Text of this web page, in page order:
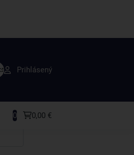
Prihlásený
0 0,00 €